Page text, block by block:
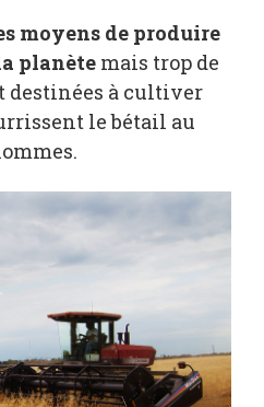
moyens de produire
planète mais trop de
destinées à cultiver
le bétail au